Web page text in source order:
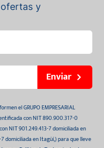
y
Enviar
el GRUPO EMPRESARIAL
con NIT 890.900.317-0
NIT 901.249.413-7 domiciliada en
7 domiciliada en Itagüí,) para que lleve